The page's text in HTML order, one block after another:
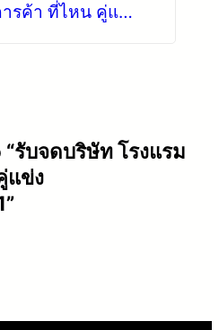
รค้า ที่ไหน คู่แข่ง
รับจดบริษัท โรงแรม
แข่ง